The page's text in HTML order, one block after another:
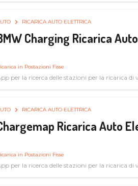
RICARICA AUTO ELETTRICA
Charging Ricarica
in Postazioni Fisse
per la ricerca delle stazioni per la ricarica di
RICARICA AUTO ELETTRICA
Ricarica Auto
in Postazioni Fisse
per la ricerca delle stazioni per la ricarica di